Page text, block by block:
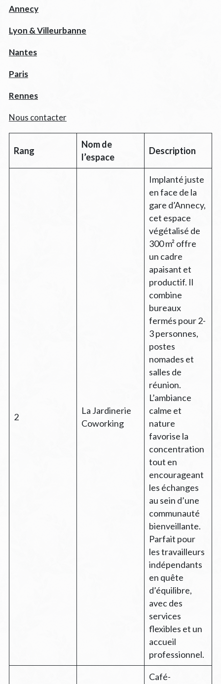
Annecy
Lyon & Villeurbanne
Nantes
Paris
Rennes
Nous contacter
Rang
Nom de
l’espace
Description
2
La Jardinerie
Coworking
Implanté juste
en face de la
gare d’Annecy,
cet espace
végétalisé de
300 m² offre
un cadre
apaisant et
productif. Il
combine
bureaux
fermés pour 2-
3 personnes,
postes
nomades et
salles de
réunion.
L’ambiance
calme et
nature
favorise la
concentration
tout en
encourageant
les échanges
au sein d’une
communauté
bienveillante.
Parfait pour
les travailleurs
indépendants
en quête
d’équilibre,
avec des
services
flexibles et un
accueil
professionnel.
Café-